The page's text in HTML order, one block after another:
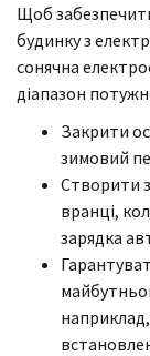
Щоб
будинку з
сонячна
діапазон
Закрити
зимовий
Створити
вранці,
зарядка